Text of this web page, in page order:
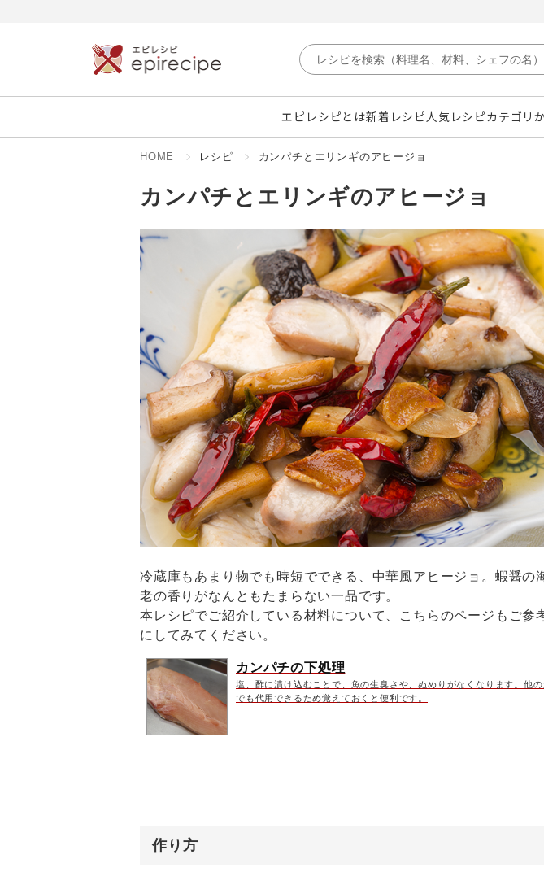
エピレシピとは新着レシピ人気レシピカテゴリ
HOME レシピ カンパチとエリンギのアヒージョ
カンパチとエリンギのアヒージョ
冷蔵庫もあまり物でも時短でできる、中華風アヒージョ。蝦醤の
老の香りがなんともたまらない一品です。
本レシピでご紹介している材料について、こちらのページもご参
にしてみてください。
カンパチの下処理
塩、酢に漬け込むことで、魚の生臭さや、ぬめりがなくなります。他の
でも代用できるため覚えておくと便利です。
作り方